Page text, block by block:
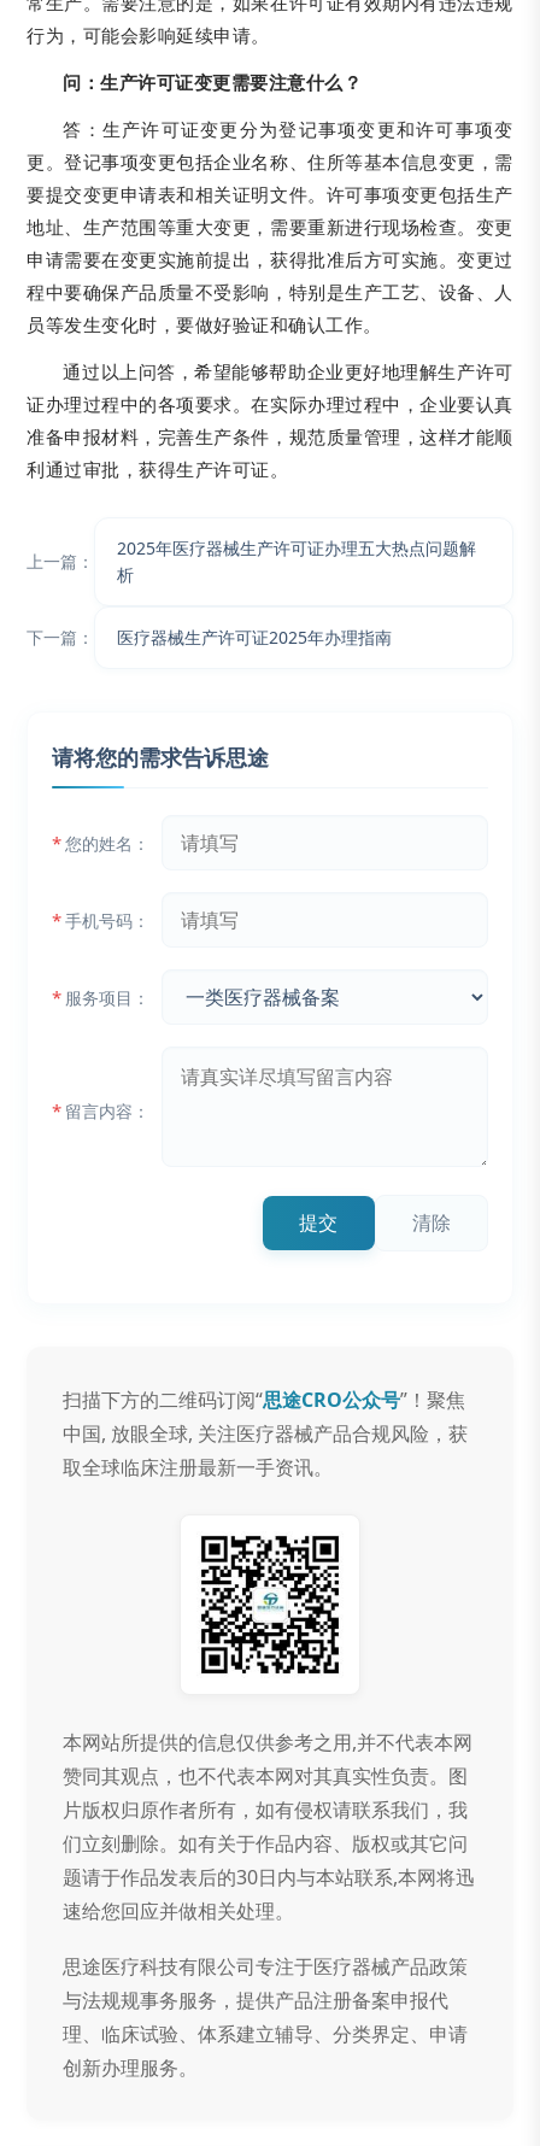
行为，可能会影响延续申请。
问：生产许可证变更需要注意什么？
答：生产许可证变更分为登记事项变更和许可事项变
更。登记事项变更包括企业名称、住所等基本信息变更，需
要提交变更申请表和相关证明文件。许可事项变更包括生产
地址、生产范围等重大变更，需要重新进行现场检查。变更
申请需要在变更实施前提出，获得批准后方可实施。变更过
程中要确保产品质量不受影响，特别是生产工艺、设备、人
员等发生变化时，要做好验证和确认工作。
通过以上问答，希望能够帮助企业更好地理解生产许可
证办理过程中的各项要求。在实际办理过程中，企业要认真
准备申报材料，完善生产条件，规范质量管理，这样才能顺
利通过审批，获得生产许可证。
上一篇：
2025年医疗器械生产许可证办理五大热点问题解
析
下一篇： 医疗器械生产许可证2025年办理指南
请将您的需求告诉思途
*您的姓名：
*手机号码：
* 服务项目：
* 留言内容：
提交 清除
扫描下方的二维码订阅“思途CRO公众号”！聚焦
中国, 放眼全球, 关注医疗器械产品合规风险，获
取全球临床注册最新一手资讯。
本网站所提供的信息仅供参考之用,并不代表本网
赞同其观点，也不代表本网对其真实性负责。图
片版权归原作者所有，如有侵权请联系我们，我
们立刻删除。如有关于作品内容、版权或其它问
题请于作品发表后的30日内与本站联系,本网将迅
速给您回应并做相关处理。
思途医疗科技有限公司专注于医疗器械产品政策
与法规规事务服务，提供产品注册备案申报代
理、临床试验、体系建立辅导、分类界定、申请
创新办理服务。